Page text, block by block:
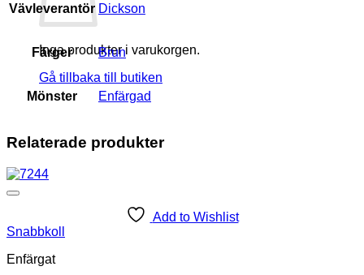
Inga produkter i varukorgen.
Gå tillbaka till butiken
Vävleverantör Dickson
Färger Brun
Mönster Enfärgad
Relaterade produkter
Add to Wishlist
Snabbkoll
Enfärgat